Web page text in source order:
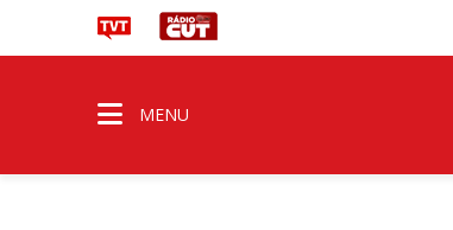
MENU